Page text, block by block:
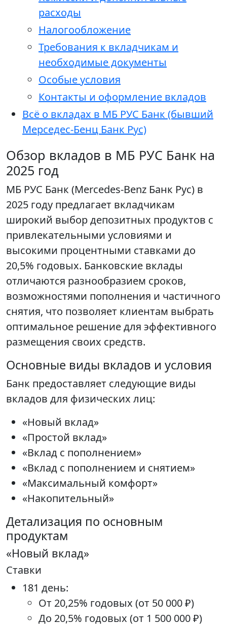
расходы
Налогообложение
Требования к вкладчикам и
необходимые документы
Особые условия
Контакты и оформление вкладов
Всё о вкладах в МБ РУС Банк (бывший
Мерседес-Бенц Банк Рус)
Обзор вкладов в МБ РУС Банк на
2025 год
МБ РУС Банк (Mercedes-Benz Банк Рус) в
2025 году предлагает вкладчикам
широкий выбор депозитных продуктов с
привлекательными условиями и
высокими процентными ставками до
20,5% годовых. Банковские вклады
отличаются разнообразием сроков,
возможностями пополнения и частичного
снятия, что позволяет клиентам выбрать
оптимальное решение для эффективного
размещения своих средств.
Основные виды вкладов и условия
Банк предоставляет следующие виды
вкладов для физических лиц:
«Новый вклад»
«Простой вклад»
«Вклад с пополнением»
«Вклад с пополнением и снятием»
«Максимальный комфорт»
«Накопительный»
Детализация по основным
продуктам
«Новый вклад»
Ставки
181 день:
От 20,25% годовых (от 50 000 ₽)
До 20,5% годовых (от 1 500 000 ₽)